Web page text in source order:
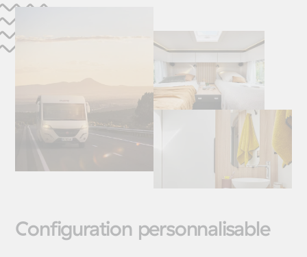
Configuration personnalisable